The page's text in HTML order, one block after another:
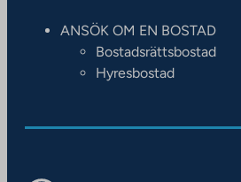
ANSÖK OM EN BOSTAD
Bostadsrättsbostad
Hyresbostad